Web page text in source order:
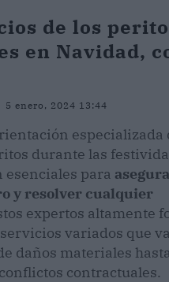
de los
en Navidad,
5 enero, 2024 13:44
especializada
durante las
esenciales para
y resolver cualquier
expertos altamente
variados que
daños materiales
contractuales.